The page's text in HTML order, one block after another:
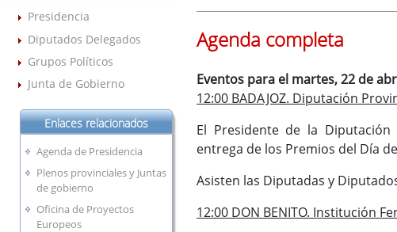
Presidencia
Diputados Delegados
Grupos Políticos
Junta de Gobierno
Enlaces relacionados
Agenda de Presidencia
Plenos provinciales y Juntas
de gobierno
Oficina de Proyectos
Europeos
Agenda completa
Eventos para el martes, 22 de
12:00 BADAJOZ. Diputación
El Presidente de la Diputación
entrega de los Premios del Día
Asisten las Diputadas y
12:00 DON BENITO. Institución